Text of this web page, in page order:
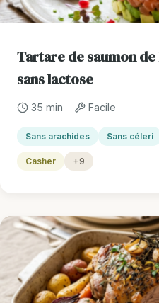
Tartare de saumon
sans lactose
35 min Facile
Sans arachides Sans céleri
Casher +9